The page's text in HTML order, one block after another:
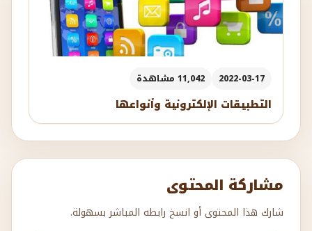
2022-03-17 11,042 مشاهدة
التطبيقات الإلكترونية وأنواعها
مشاركة المحتوى
شارك هذا المحتوى أو انسخ رابطه المباشر بسهولة.